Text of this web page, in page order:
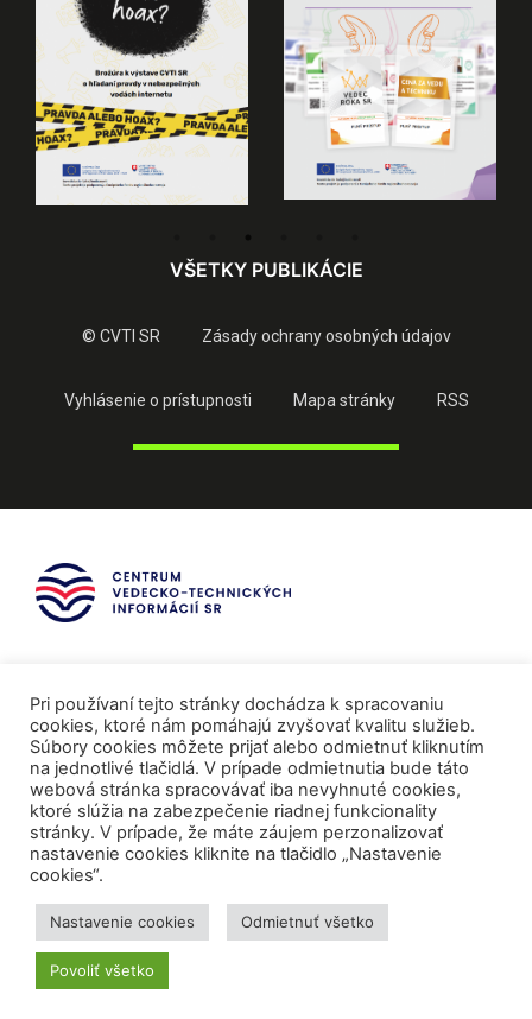
VŠETKY PUBLIKÁCIE
© CVTI SR Zásady ochrany osobných údajov
Vyhlásenie o prístupnosti Mapa stránky RSS
Mediálni partneri
Pri používaní tejto stránky dochádza k spracovaniu
cookies, ktoré nám pomáhajú zvyšovať kvalitu služieb.
Súbory cookies môžete prijať alebo odmietnuť kliknutím
na jednotlivé tlačidlá. V prípade odmietnutia bude táto
webová stránka spracovávať iba nevyhnuté cookies,
ktoré slúžia na zabezpečenie riadnej funkcionality
stránky. V prípade, že máte záujem perzonalizovať
nastavenie cookies kliknite na tlačidlo „Nastavenie
cookies“.
Nastavenie cookies Odmietnuť všetko
Povoliť všetko